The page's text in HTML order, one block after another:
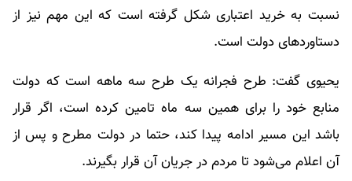
نسبت به خرید اعتباری شکل گرفته است که این مهم نیز از
دستاوردهای دولت است.
یحیوی گفت: طرح فجرانه یک طرح سه ماهه است که دولت
منابع خود را برای همین سه ماه تامین کرده است، اگر قرار
باشد این مسیر ادامه پیدا کند، حتما در دولت مطرح و پس از
آن اعلام می‌شود تا مردم در جریان آن قرار بگیرند.